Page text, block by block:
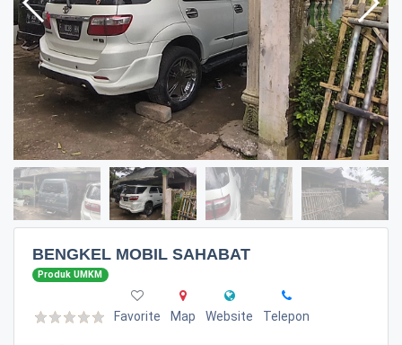
BENGKEL MOBIL SAHABAT
Produk UMKM
Favorite Map Website Telepon